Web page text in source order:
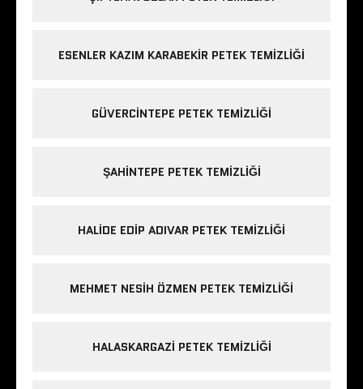
ESENLER KAZIM KARABEKIR PETEK TEMIZLIĞI
GÜVERCINTEPE PETEK TEMIZLIĞI
ŞAHINTEPE PETEK TEMIZLIĞI
HALIDE EDIP ADIVAR PETEK TEMIZLIĞI
MEHMET NESIH ÖZMEN PETEK TEMIZLIĞI
HALASKARGAZI PETEK TEMIZLIĞI